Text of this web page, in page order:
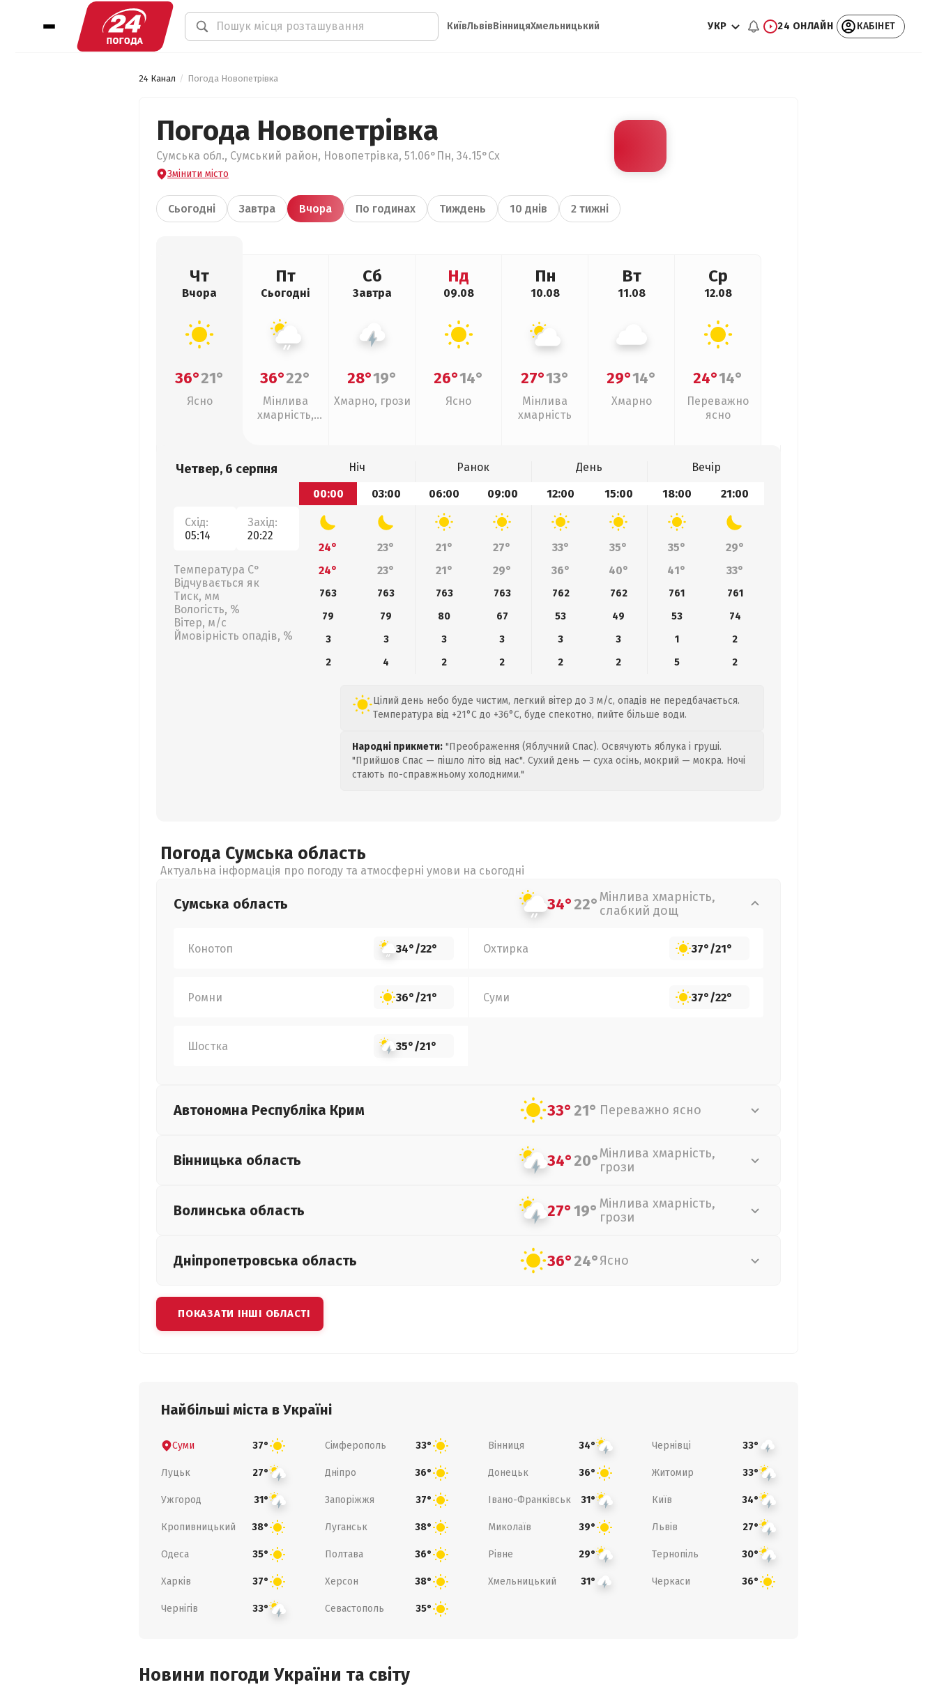
КиївЛьвівВінницяХмельницький УКР 24 ОНЛАЙН КАБІНЕТ
24 Канал Погода Новопетрівка
Погода Новопетрівка
Сумська обл., Сумський район, Новопетрівка, 51.06°Пн, 34.15°Сх
Змінити місто
Сьогодні Завтра Вчора По годинах Тиждень 10 днів 2 тижні
Чт
Вчора
36°21°
Ясно
Пт
Сьогодні
36°22°
Мінлива
хмарність,
Сб
Завтра
28°19°
Хмарно, грози
Нд
09.08
26°14°
Ясно
Пн
10.08
27°13°
Мінлива
хмарність
Вт
11.08
29°14°
Хмарно
Ср
12.08
24°14°
Переважно
ясно
Четвер, 6 серпня
Схід:
05:14
Захід:
20:22
Температура С°
Відчувається як
Тиск, мм
Вологість, %
Вітер, м/с
Ймовірність опадів, %
Ніч Ранок День
Вечір
00:00
03:00 06:00 09:00 12:00 15:00 18:00 21:00
24° 23° 21° 27° 33° 35° 35°
29°
24°
23° 21° 29° 36° 40° 41° 33°
763 763 763 763 762 762 761
761
79
79 80 67 53 49 53
74
3
3 3 3 3 3 1
2
2
4 2 2 2 2 5 2
Цілий день небо буде чистим, легкий вітер до 3 м/с, опадів не передбачається.
Температура від +21°C до +36°C, буде спекотно, пийте більше води.
Народні прикмети: "Преображення (Яблучний Спас). Освячують яблука і груші.
"Прийшов Спас — пішло літо від нас". Сухий день — суха осінь, мокрий — мокра. Ночі
стають по-справжньому холодними."
Погода Сумська область
Актуальна інформація про погоду та атмосферні умови на сьогодні
Сумська область 34°22°Мінлива хмарність,
слабкий дощ
Конотоп 34°/22° Охтирка 37°/21°
Ромни 36°/21° Суми 37°/22°
Шостка 35°/21°
Автономна Республіка Крим 33°21° Переважно ясно
Вінницька область 34°20°Мінлива хмарність,
грози
Волинська область 27°19° Мінлива хмарність,
грози
Дніпропетровська область 36°24°Ясно
ПОКАЗАТИ ІНШІ ОБЛАСТІ
Найбільші міста в Україні
Суми 37° Сімферополь 33° Вінниця 34° Чернівці 33°
Луцьк 27° Дніпро 36° Донецьк 36° Житомир 33°
Ужгород 31° Запоріжжя 37° Івано-Франківськ 31° Київ 34°
Кропивницький 38° Луганськ 38° Миколаїв 39° Львів 27°
Одеса 35° Полтава 36° Рівне 29° Тернопіль 30°
Харків 37° Херсон 38° Хмельницький 31° Черкаси 36°
Чернігів 33° Севастополь 35°
Новини погоди України та світу